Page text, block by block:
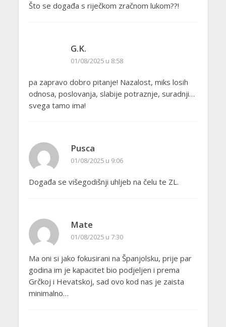
Što se događa s riječkom zračnom lukom??!
G.K.
01/08/2025 u 8:58
pa zapravo dobro pitanje! Nazalost, miks losih
odnosa, poslovanja, slabije potraznje, suradnji…
svega tamo ima!
Pusca
01/08/2025 u 9:06
Događa se višegodišnji uhljeb na čelu te ZL.
Mate
01/08/2025 u 7:30
Ma oni si jako fokusirani na Španjolsku, prije par
godina im je kapacitet bio podjeljen i prema
Grčkoj i Hevatskoj, sad ovo kod nas je zaista
minimalno…